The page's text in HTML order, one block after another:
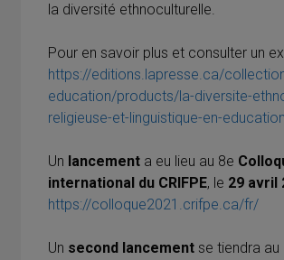
la diversité ethnoculturelle.
Pour en savoir plus et consulter un
https://editions.lapresse.ca/
education/products/la-diversite-
religieuse-et-linguistique-en-
Un lancement a eu lieu au 8e
international du CRIFPE, le 29 avril
https://colloque2021.crifpe.ca/fr/
Un second lancementse tiendra au